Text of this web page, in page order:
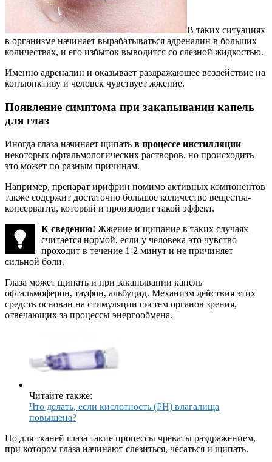
В таких ситуациях
в организме начинает вырабатываться адреналин в больших
количествах, и его избыток выводится со слезной жидкостью.
Именно адреналин и оказывает раздражающее воздействие на
конъюнктиву и человек чувствует жжение.
Появление симптома при закапывании капель
для глаз
Иногда глаза начинает щипать в процессе инстилляции
некоторых офтальмологических растворов, но происходить
это может по разным причинам.
Например, препарат ирифрин помимо активных компонентов
также содержит достаточно большое количество вещества-
консерванта, который и производит такой эффект.
К сведению! Жжение и щипание в таких случаях
считается нормой, если у человека это чувство
проходит в течение 1-2 минут и не причиняет
сильной боли.
Глаза может щипать и при закапывании капель
офтальмоферон, тауфон, альбуцид. Механизм действия этих
средств основан на стимуляции систем органов зрения,
отвечающих за процессы энергообмена.
Читайте также:
Что делать, если кислотность (PH) влагалища
повышена?
Но для тканей глаза такие процессы чреваты раздражением,
при котором глаза начинают слезиться, чесаться и щипать.